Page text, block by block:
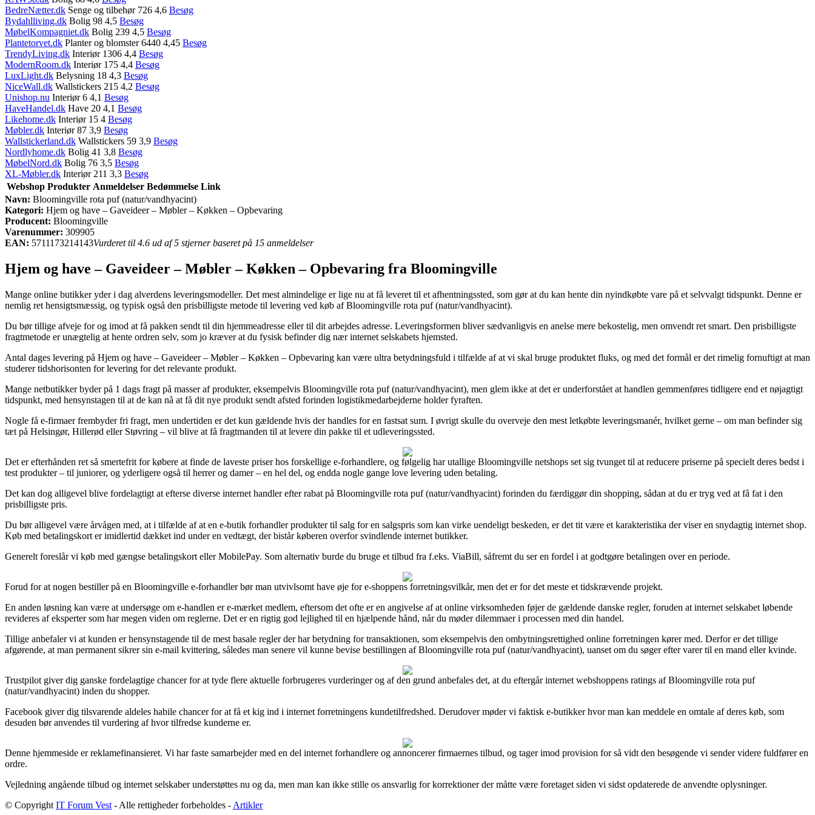
BedreNætter.dk Senge og tilbehør 726 4,6 Besøg
Bydahlliving.dk Bolig 98 4,5 Besøg
MøbelKompagniet.dk Bolig 239 4,5 Besøg
Plantetorvet.dk Planter og blomster 6440 4,45 Besøg
TrendyLiving.dk Interiør 1306 4,4 Besøg
ModernRoom.dk Interiør 175 4,4 Besøg
LuxLight.dk Belysning 18 4,3 Besøg
NiceWall.dk Wallstickers 215 4,2 Besøg
Unishop.nu Interiør 6 4,1 Besøg
HaveHandel.dk Have 20 4,1 Besøg
Likehome.dk Interiør 15 4 Besøg
Møbler.dk Interiør 87 3,9 Besøg
Wallstickerland.dk Wallstickers 59 3,9 Besøg
Nordlyhome.dk Bolig 41 3,8 Besøg
MøbelNord.dk Bolig 76 3,5 Besøg
XL-Møbler.dk Interiør 211 3,3 Besøg
Webshop Produkter Anmeldelser Bedømmelse Link
Navn: Bloomingville rota puf (natur/vandhyacint)
Kategori: Hjem og have – Gaveideer – Møbler – Køkken – Opbevaring
Producent: Bloomingville
Varenummer: 309905
EAN: 5711173214143Vurderet til 4.6 ud af 5 stjerner baseret på 15 anmeldelser
Hjem og have – Gaveideer – Møbler – Køkken – Opbevaring fra Bloomingville
Mange online butikker yder i dag alverdens leveringsmodeller. Det mest almindelige er lige nu at få leveret til et afhentningssted, som gør at du kan hente din nyindkøbte vare på et selvvalgt tidspunkt. Denne er
nemlig ret hensigtsmæssig, og typisk også den prisbilligste metode til levering ved køb af Bloomingville rota puf (natur/vandhyacint).
Du bør tillige afveje for og imod at få pakken sendt til din hjemmeadresse eller til dit arbejdes adresse. Leveringsformen bliver sædvanligvis en anelse mere bekostelig, men omvendt ret smart. Den prisbilligste
fragtmetode er unægtelig at hente ordren selv, som jo kræver at du fysisk befinder dig nær internet selskabets hjemsted.
Antal dages levering på Hjem og have – Gaveideer – Møbler – Køkken – Opbevaring kan være ultra betydningsfuld i tilfælde af at vi skal bruge produktet fluks, og med det formål er det rimelig fornuftigt at man
studerer tidshorisonten for levering for det relevante produkt.
Mange netbutikker byder på 1 dags fragt på masser af produkter, eksempelvis Bloomingville rota puf (natur/vandhyacint), men glem ikke at det er underforstået at handlen gemmenføres tidligere end et nøjagtigt
tidspunkt, med hensynstagen til at de kan nå at få dit nye produkt sendt afsted forinden logistikmedarbejderne holder fyraften.
Nogle få e-firmaer frembyder fri fragt, men undertiden er det kun gældende hvis der handles for en fastsat sum. I øvrigt skulle du overveje den mest letkøbte leveringsmanér, hvilket gerne – om man befinder sig
tæt på Helsingør, Hillerød eller Støvring – vil blive at få fragtmanden til at levere din pakke til et udleveringssted.
Det er efterhånden ret så smertefrit for købere at finde de laveste priser hos forskellige e-forhandlere, og følgelig har utallige Bloomingville netshops set sig tvunget til at reducere priserne på specielt deres bedst i
test produkter – til juniorer, og yderligere også til herrer og damer – en hel del, og endda nogle gange love levering uden betaling.
Det kan dog alligevel blive fordelagtigt at efterse diverse internet handler efter rabat på Bloomingville rota puf (natur/vandhyacint) forinden du færdiggør din shopping, sådan at du er tryg ved at få fat i den
prisbilligste pris.
Du bør alligevel være årvågen med, at i tilfælde af at en e-butik forhandler produkter til salg for en salgspris som kan virke uendeligt beskeden, er det tit være et karakteristika der viser en snydagtig internet shop.
Køb med betalingskort er imidlertid dækket ind under en vedtægt, der bistår køberen overfor svindlende internet butikker.
Generelt foreslår vi køb med gængse betalingskort eller MobilePay. Som alternativ burde du bruge et tilbud fra f.eks. ViaBill, såfremt du ser en fordel i at godtgøre betalingen over en periode.
Forud for at nogen bestiller på en Bloomingville e-forhandler bør man utvivlsomt have øje for e-shoppens forretningsvilkår, men det er for det meste et tidskrævende projekt.
En anden løsning kan være at undersøge om e-handlen er e-mærket medlem, eftersom det ofte er en angivelse af at online virksomheden føjer de gældende danske regler, foruden at internet selskabet løbende
revideres af eksperter som har megen viden om reglerne. Det er en rigtig god lejlighed til en hjælpende hånd, når du møder dilemmaer i processen med din handel.
Tillige anbefaler vi at kunden er hensynstagende til de mest basale regler der har betydning for transaktionen, som eksempelvis den ombytningsrettighed online forretningen kører med. Derfor er det tillige
afgørende, at man permanent sikrer sin e-mail kvittering, således man senere vil kunne bevise bestillingen af Bloomingville rota puf (natur/vandhyacint), uanset om du søger efter varer til en mand eller kvinde.
Trustpilot giver dig ganske fordelagtige chancer for at tyde flere aktuelle forbrugeres vurderinger og af den grund anbefales det, at du eftergår internet webshoppens ratings af Bloomingville rota puf
(natur/vandhyacint) inden du shopper.
Facebook giver dig tilsvarende aldeles habile chancer for at få et kig ind i internet forretningens kundetilfredshed. Derudover møder vi faktisk e-butikker hvor man kan meddele en omtale af deres køb, som
desuden bør anvendes til vurdering af hvor tilfredse kunderne er.
Denne hjemmeside er reklamefinansieret. Vi har faste samarbejder med en del internet forhandlere og annoncerer firmaernes tilbud, og tager imod provision for så vidt den besøgende vi sender videre fuldfører en
ordre.
Vejledning angående tilbud og internet selskaber understøttes nu og da, men man kan ikke stille os ansvarlig for korrektioner der måtte være foretaget siden vi sidst opdaterede de anvendte oplysninger.
© Copyright IT Forum Vest - Alle rettigheder forbeholdes - Artikler